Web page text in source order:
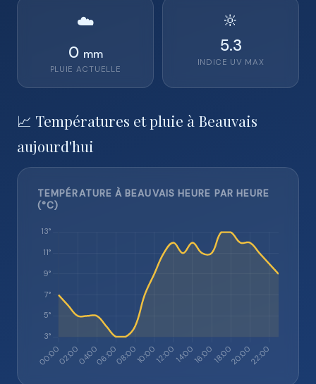
☁️
0 mm
PLUIE ACTUELLE
🔆
5.3
INDICE UV MAX
📈 Températures et pluie à Beauvais
aujourd'hui
TEMPÉRATURE À BEAUVAIS HEURE PAR HEURE
(°C)